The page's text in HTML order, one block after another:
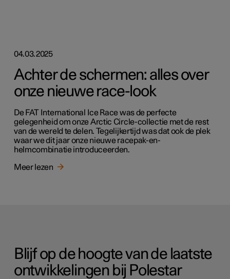
04.03.2025
Achter de schermen: alles over
onze nieuwe race-look
De FAT International Ice Race was de perfecte
gelegenheid om onze Arctic Circle-collectie met de rest
van de wereld te delen. Tegelijkertijd was dat ook de plek
waar we dit jaar onze nieuwe racepak-en-
helmcombinatie introduceerden.
Meer lezen
Blijf op de hoogte van de laatste
ontwikkelingen bij Polestar